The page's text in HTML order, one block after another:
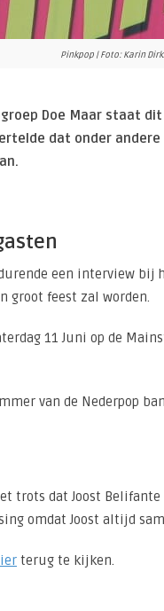
Pinkpop | Foto: Karin
Doe Maar staat
dat onder
een interview
groot feest zal worden.
11 Juni op de
van de Nederpop
trots dat Joost
omdat Joost altijd
terug te kijken.